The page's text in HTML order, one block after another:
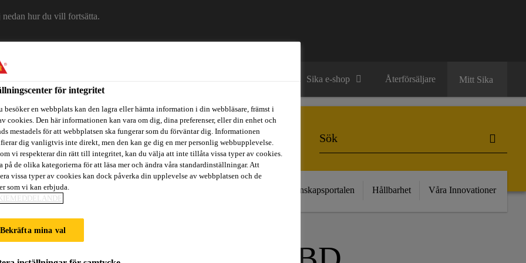
hur du vill fortsätta.
Sika e-shop Återförsäljare Mitt Sika
Referenser Kunskapsportalen Hållbarhet Våra Innovationer
för integritet
besöker en webbplats kan den lagra eller hämta information i din webbläsare, främst i
cookies. Den här informationen kan vara om dig, dina preferenser, eller din enhet och
mestadels för att webbplatsen ska fungerar som du förväntar dig. Informationen
dig vanligtvis inte direkt, men den kan ge dig en mer personlig webbupplevelse.
vi respekterar din rätt till integritet, kan du välja att inte tillåta vissa typer av cookies.
på de olika kategorierna för att läsa mer och ändra våra standardinställningar. Att
vissa typer av cookies kan dock påverka din upplevelse av webbplatsen och de
som vi kan erbjuda.
Bekräfta mina val